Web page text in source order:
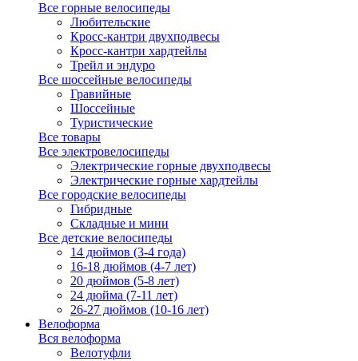
Все горные велосипеды
Любительские
Кросс-кантри двухподвесы
Кросс-кантри хардтейлы
Трейл и эндуро
Все шоссейные велосипеды
Гравийные
Шоссейные
Туристические
Все товары
Все электровелосипеды
Электрические горные двухподвесы
Электрические горные хардтейлы
Все городские велосипеды
Гибридные
Складные и мини
Все детские велосипеды
14 дюймов (3-4 года)
16-18 дюймов (4-7 лет)
20 дюймов (5-8 лет)
24 дюйма (7-11 лет)
26-27 дюймов (10-16 лет)
Велоформа
Вся велоформа
Велотуфли